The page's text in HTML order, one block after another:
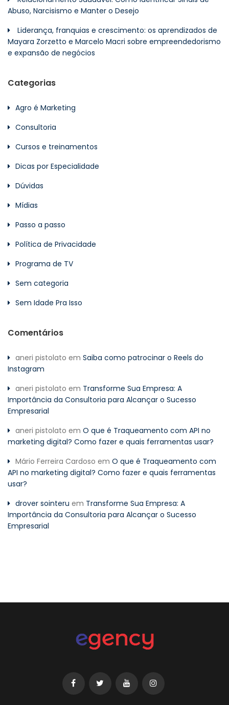
Abuso, Narcisismo e Manter o Desejo
Liderança, franquias e crescimento: os aprendizados de
Mayara Zorzetto e Marcelo Macri sobre empreendedorismo
e expansão de negócios
Categorias
Agro é Marketing
Consultoria
Cursos e treinamentos
Dicas por Especialidade
Dúvidas
Mídias
Passo a passo
Política de Privacidade
Programa de TV
Sem categoria
Sem Idade Pra Isso
Comentários
aneri pistolato em Saiba como patrocinar o Reels do
Instagram
aneri pistolato em Transforme Sua Empresa: A
Importância da Consultoria para Alcançar o Sucesso
Empresarial
aneri pistolato em O que é Traqueamento com API no
marketing digital? Como fazer e quais ferramentas usar?
Mário Ferreira Cardoso em O que é Traqueamento com
API no marketing digital? Como fazer e quais ferramentas
usar?
drover sointeru em Transforme Sua Empresa: A
Importância da Consultoria para Alcançar o Sucesso
Empresarial